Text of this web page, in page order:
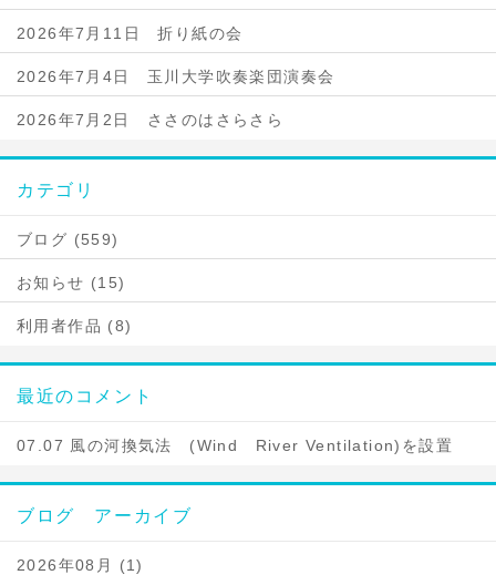
2026年7月11日 折り紙の会
2026年7月4日 玉川大学吹奏楽団演奏会
2026年7月2日 ささのはさらさら
カテゴリ
ブログ (559)
お知らせ (15)
利用者作品 (8)
最近のコメント
07.07 風の河換気法 (Wind River Ventilation)を設置
ブログ アーカイブ
2026年08月 (1)